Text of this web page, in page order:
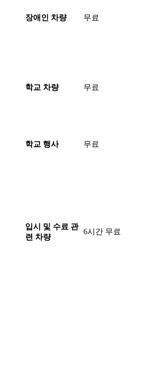
장애인 차량 무료
학교 차량 무료
학교 행사 무료
입시 및 수료 관
련 차량
6시간 무료